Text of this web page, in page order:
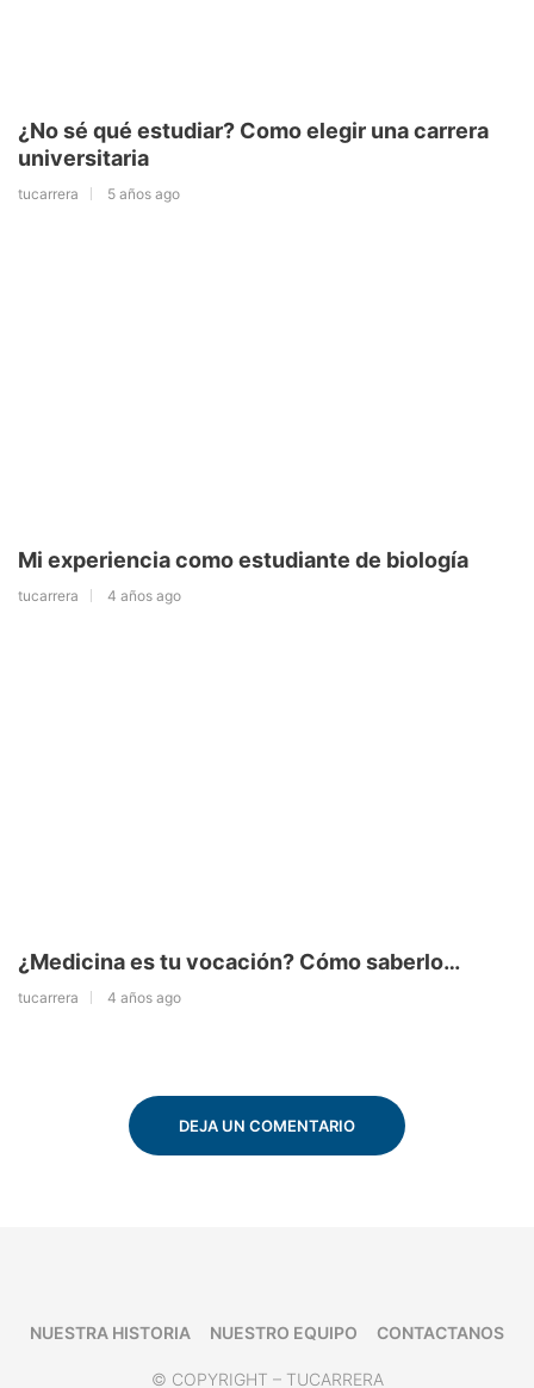
¿No sé qué estudiar? Como elegir una carrera
universitaria
tucarrera 5 años ago
Mi experiencia como estudiante de biología
tucarrera 4 años ago
¿Medicina es tu vocación? Cómo saberlo…
tucarrera 4 años ago
DEJA UN COMENTARIO
NUESTRA HISTORIA NUESTRO EQUIPO CONTACTANOS
© COPYRIGHT – TUCARRERA